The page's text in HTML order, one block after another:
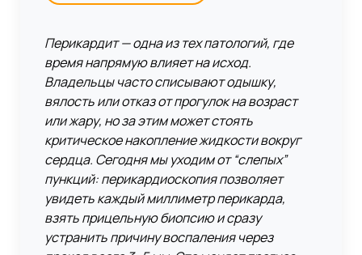
Перикардит — одна из тех патологий, где
время напрямую влияет на исход.
Владельцы часто списывают одышку,
вялость или отказ от прогулок на возраст
или жару, но за этим может стоять
критическое накопление жидкости вокруг
сердца. Сегодня мы уходим от “слепых”
пункций: перикардиоскопия позволяет
увидеть каждый миллиметр перикарда,
взять прицельную биопсию и сразу
устранить причину воспаления через